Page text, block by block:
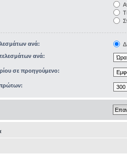
ανά:
ανά:
σε προηγούμενο: